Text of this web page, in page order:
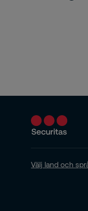
Välj land och